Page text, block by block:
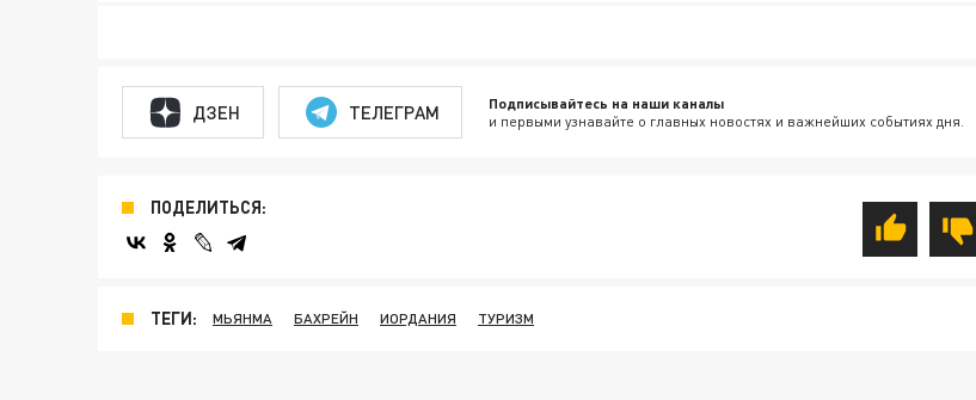
ДЗЕН ТЕЛЕГРАМ Подписывайтесь на наши каналы
и первыми узнавайте о главных новостях и важнейших событиях дня.
ПОДЕЛИТЬСЯ:
ТЕГИ: МЬЯНМА БАХРЕЙН ИОРДАНИЯ ТУРИЗМ